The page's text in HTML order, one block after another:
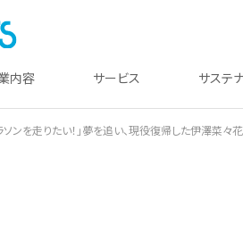
内容 サービス サステ
ソンを走りたい！」夢を追い、現役復帰した伊澤菜々